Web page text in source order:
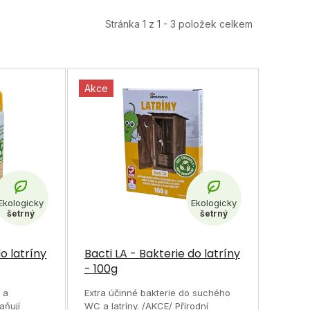
Stránka 1 z 1 - 3 položek celkem
latríny
a
Akce
Bacti LA - Bakterie do latríny
- 100g
hodnocení
produktu
je
Extra účinné bakterie do suchého
WC a latríny. /AKCE/ Přírodní